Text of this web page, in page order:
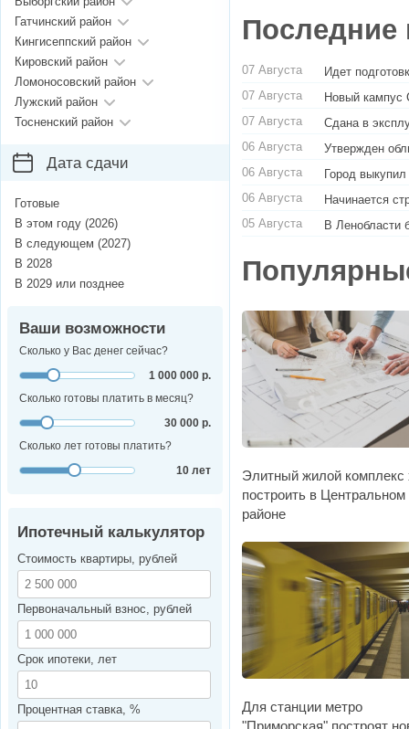
Последние
07 Августа
Идет
07 Августа
Новый кампус
07 Августа
Сдана в
06 Августа
Утвержден
06 Августа
Город
06 Августа
Начинается
05 Августа
В Ленобласти
Элитный жилой комплекс
построить в Центральном
районе
Для станции метро
"Приморская" построят
Гатчинский район
Кингисеппский район
Кировский район
Ломоносовский район
Лужский район
Тосненский район
Дата сдачи
Готовые
В этом году (2026)
В следующем (2027)
В 2028
В 2029 или позднее
Ваши возможности
Сколько у Вас денег сейчас?
1 000 000 р.
Сколько готовы платить в месяц?
30 000 р.
Сколько лет готовы платить?
10 лет
Ипотечный калькулятор
Стоимость квартиры, рублей
Первоначальный взнос, рублей
Срок ипотеки, лет
Процентная ставка, %